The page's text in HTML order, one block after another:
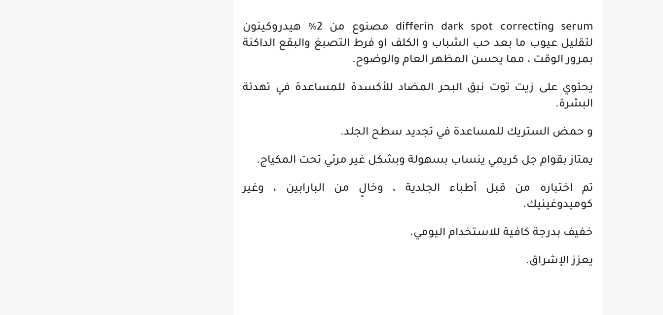
differin dark spot correcting serum
مصنوع من 2٪ هيدروكينون
لتقليل عيوب ما بعد حب الشباب و الكلف او فرط التصبغ والبقع الداكنة
بمرور الوقت ، مما يحسن المظهر العام والوضوح.
يحتوي على زيت توت نبق البحر المضاد للأكسدة للمساعدة في تهدئة
البشرة.
و حمض الستريك للمساعدة في تجديد سطح الجلد.
يمتاز بقوام جل كريمي ينساب بسهولة وبشكل غير مرئي تحت المكياج.
تم اختباره من قبل أطباء الجلدية ، وخالٍ من البارابين ، وغير
كوميدوغينيك.
خفيف بدرجة كافية للاستخدام اليومي.
يعزز الإشراق.